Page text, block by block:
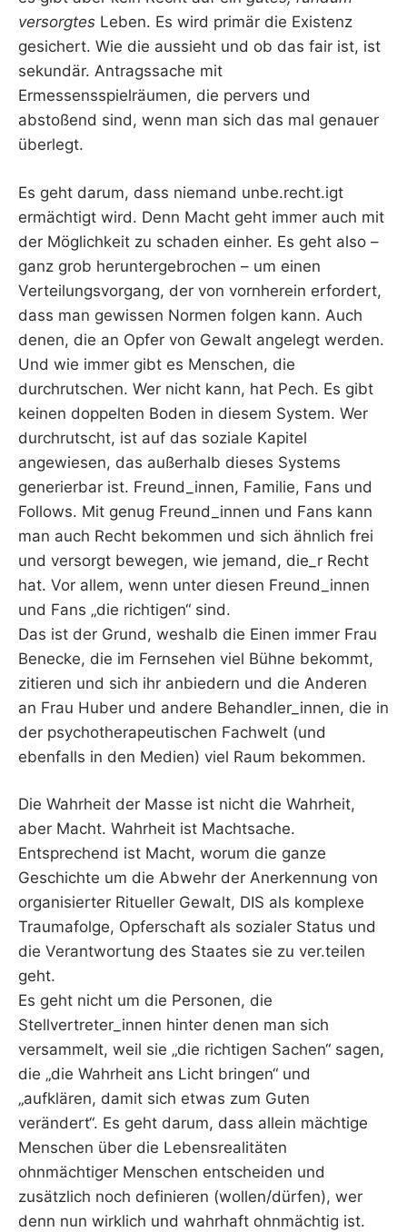
versorgtes Leben. Es wird primär die Existenz
gesichert. Wie die aussieht und ob das fair ist, ist
sekundär. Antragssache mit
Ermessensspielräumen, die pervers und
abstoßend sind, wenn man sich das mal genauer
überlegt.
Es geht darum, dass niemand unbe.recht.igt
ermächtigt wird. Denn Macht geht immer auch mit
der Möglichkeit zu schaden einher. Es geht also –
ganz grob heruntergebrochen – um einen
Verteilungsvorgang, der von vornherein erfordert,
dass man gewissen Normen folgen kann. Auch
denen, die an Opfer von Gewalt angelegt werden.
Und wie immer gibt es Menschen, die
durchrutschen. Wer nicht kann, hat Pech. Es gibt
keinen doppelten Boden in diesem System. Wer
durchrutscht, ist auf das soziale Kapitel
angewiesen, das außerhalb dieses Systems
generierbar ist. Freund_innen, Familie, Fans und
Follows. Mit genug Freund_innen und Fans kann
man auch Recht bekommen und sich ähnlich frei
und versorgt bewegen, wie jemand, die_r Recht
hat. Vor allem, wenn unter diesen Freund_innen
und Fans „die richtigen“ sind.
Das ist der Grund, weshalb die Einen immer Frau
Benecke, die im Fernsehen viel Bühne bekommt,
zitieren und sich ihr anbiedern und die Anderen
an Frau Huber und andere Behandler_innen, die in
der psychotherapeutischen Fachwelt (und
ebenfalls in den Medien) viel Raum bekommen.
Die Wahrheit der Masse ist nicht die Wahrheit,
aber Macht. Wahrheit ist Machtsache.
Entsprechend ist Macht, worum die ganze
Geschichte um die Abwehr der Anerkennung von
organisierter Ritueller Gewalt, DIS als komplexe
Traumafolge, Opferschaft als sozialer Status und
die Verantwortung des Staates sie zu ver.teilen
geht.
Es geht nicht um die Personen, die
Stellvertreter_innen hinter denen man sich
versammelt, weil sie „die richtigen Sachen“ sagen,
die „die Wahrheit ans Licht bringen“ und
„aufklären, damit sich etwas zum Guten
verändert“. Es geht darum, dass allein mächtige
Menschen über die Lebensrealitäten
ohnmächtiger Menschen entscheiden und
zusätzlich noch definieren (wollen/dürfen), wer
denn nun wirklich und wahrhaft ohnmächtig ist.